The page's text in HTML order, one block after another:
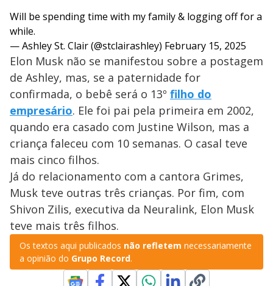
Will be spending time with my family & logging off for a
while.
— Ashley St. Clair (@stclairashley) February 15, 2025
Elon Musk não se manifestou sobre a postagem
de Ashley, mas, se a paternidade for
confirmada, o bebê será o 13º filho do
empresário. Ele foi pai pela primeira em 2002,
quando era casado com Justine Wilson, mas a
criança faleceu com 10 semanas. O casal teve
mais cinco filhos.
Já do relacionamento com a cantora Grimes,
Musk teve outras três crianças. Por fim, com
Shivon Zilis, executiva da Neuralink, Elon Musk
teve mais três filhos.
Os textos aqui publicados não refletem necessariamente
a opinião do Grupo Record.